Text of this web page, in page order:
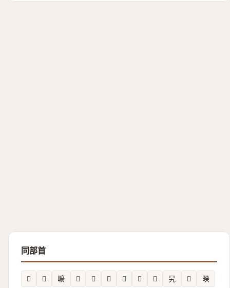
同部首
𣇜 𬁘 曠 𲤳 𱢢 𰖈 𣅨 𣌦 𣇝 旯 𭧦 暌